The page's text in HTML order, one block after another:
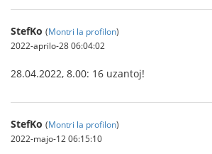
StefKo (Montri la profilon)
2022-aprilo-28 06:04:02
28.04.2022, 8.00: 16 uzantoj!
StefKo (Montri la profilon)
2022-majo-12 06:15:10